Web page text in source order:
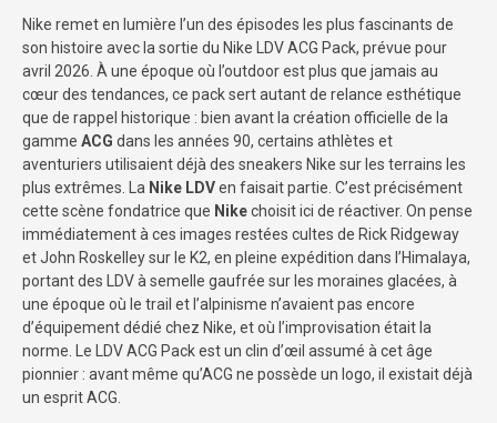
Nike remet en lumière l’un des épisodes les plus fascinants de
son histoire avec la sortie du Nike LDV ACG Pack, prévue pour
avril 2026. À une époque où l’outdoor est plus que jamais au
cœur des tendances, ce pack sert autant de relance esthétique
que de rappel historique : bien avant la création officielle de la
gamme ACG dans les années 90, certains athlètes et
aventuriers utilisaient déjà des sneakers Nike sur les terrains les
plus extrêmes. La Nike LDVen faisait partie. C’est précisément
cette scène fondatrice que Nikechoisit ici de réactiver. On pense
immédiatement à ces images restées cultes de Rick Ridgeway
et John Roskelley sur le K2, en pleine expédition dans l’Himalaya,
portant des LDV à semelle gaufrée sur les moraines glacées, à
une époque où le trail et l’alpinisme n’avaient pas encore
d’équipement dédié chez Nike, et où l’improvisation était la
norme. Le LDV ACG Pack est un clin d’œil assumé à cet âge
pionnier : avant même qu’ACG ne possède un logo, il existait déjà
un esprit ACG.